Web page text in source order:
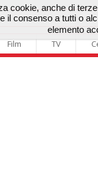
Film TV
cookie, anche di
il consenso a tutti o
elemento